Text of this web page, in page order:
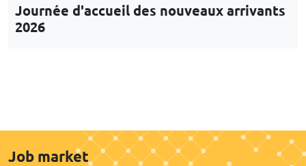
Journée d'accueil des nouveaux arrivants
2026
Job market